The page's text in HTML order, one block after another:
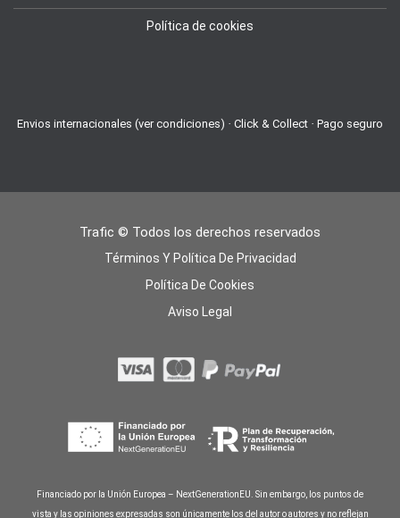
Política de cookies
Envios internacionales (ver condiciones) · Click & Collect · Pago seguro
Trafic © Todos los derechos reservados
Términos Y Política De Privacidad
Política De Cookies
Aviso Legal
Financiado por la Unión Europea – NextGenerationEU. Sin embargo, los puntos de
vista y las opiniones expresadas son únicamente los del autor o autores y no reflejan